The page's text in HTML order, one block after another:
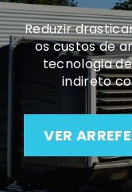
Reduzir
os custos de
tecnologia
indireto
VER